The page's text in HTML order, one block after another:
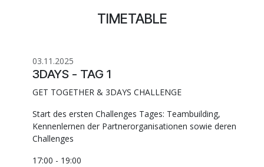
TIMETABLE
03.11.2025
3DAYS - TAG 1
GET TOGETHER & 3DAYS CHALLENGE
Start des ersten Challenges Tages: Teambuilding,
Kennenlernen der Partnerorganisationen sowie deren
Challenges
17:00 - 19:00